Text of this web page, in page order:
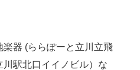
楽器 (ららぽーと立川立飛
川駅北口イイノビル）な